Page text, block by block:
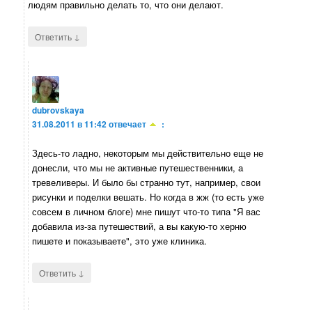
людям правильно делать то, что они делают.
Ответить ↓
dubrovskaya
31.08.2011 в 11:42отвечает :
Здесь-то ладно, некоторым мы действительно еще не
донесли, что мы не активные путешественники, а
тревеливеры. И было бы странно тут, например, свои
рисунки и поделки вешать. Но когда в жж (то есть уже
совсем в личном блоге) мне пишут что-то типа "Я вас
добавила из-за путешествий, а вы какую-то херню
пишете и показываете", это уже клиника.
Ответить ↓